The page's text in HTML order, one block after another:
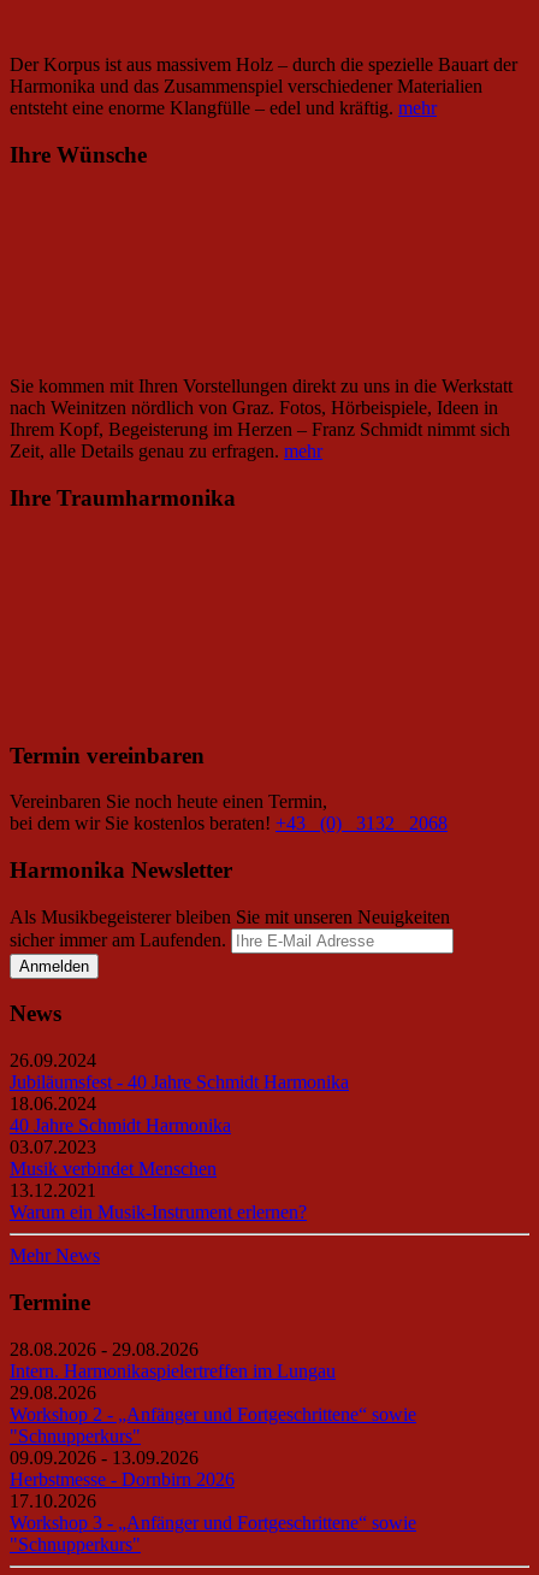
Der Korpus ist aus massivem Holz – durch die spezielle Bauart der
Harmonika und das Zusammenspiel verschiedener Materialien
entsteht eine enorme Klangfülle – edel und kräftig. mehr
Ihre Wünsche
Sie kommen mit Ihren Vorstellungen direkt zu uns in die Werkstatt
nach Weinitzen nördlich von Graz. Fotos, Hörbeispiele, Ideen in
Ihrem Kopf, Begeisterung im Herzen – Franz Schmidt nimmt sich
Zeit, alle Details genau zu erfragen. mehr
Ihre Traumharmonika
Termin vereinbaren
Vereinbaren Sie noch heute einen Termin,
bei dem wir Sie kostenlos beraten! +43 (0) 3132 2068
Harmonika Newsletter
Als Musikbegeisterer bleiben Sie mit unseren Neuigkeiten
sicher immer am Laufenden.
News
26.09.2024
Jubiläumsfest - 40 Jahre Schmidt Harmonika
18.06.2024
40 Jahre Schmidt Harmonika
03.07.2023
Musik verbindet Menschen
13.12.2021
Warum ein Musik-Instrument erlernen?
Mehr News
Termine
28.08.2026 - 29.08.2026
Intern. Harmonikaspielertreffen im Lungau
29.08.2026
Workshop 2 - „Anfänger und Fortgeschrittene“ sowie
"Schnupperkurs"
09.09.2026 - 13.09.2026
Herbstmesse - Dornbirn 2026
17.10.2026
Workshop 3 - „Anfänger und Fortgeschrittene“ sowie
"Schnupperkurs"